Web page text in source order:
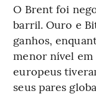
O Brent foi
barril. Ouro e
ganhos,
menor nível em
europeus
seus pares